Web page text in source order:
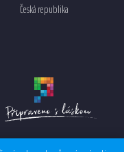
Česká republika